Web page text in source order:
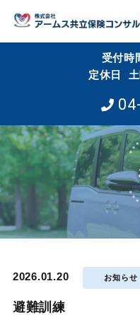
受付時
定休日 土
2026.01.20 お知らせ
避難訓練